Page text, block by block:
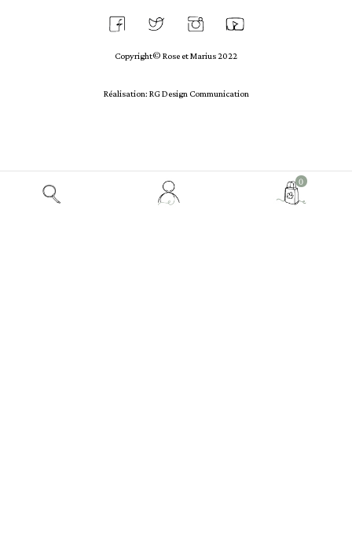
Mon
compte
0
Réalisation: RG Design Communication
Copyright© Rose et Marius 2022